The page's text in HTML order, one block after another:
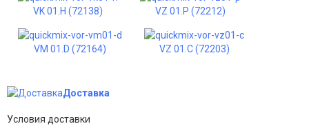
VK 01.H (72138) VZ 01.P (72212)
VM 01.D (72164) VZ 01.C (72203)
Доставка
Условия доставки